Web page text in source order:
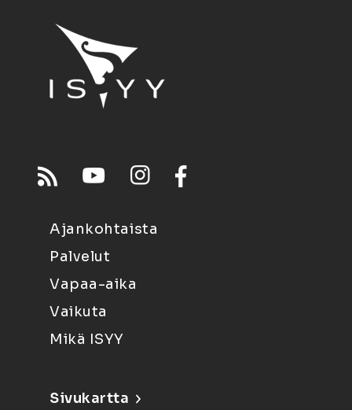
Ajankohtaista
Palvelut
Vapaa-aika
Vaikuta
Mikä ISYY
Sivukartta